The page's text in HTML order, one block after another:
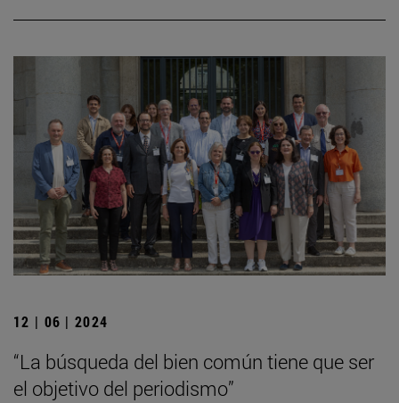
12 | 06 | 2024
“La búsqueda del bien común tiene que ser
el objetivo del periodismo”